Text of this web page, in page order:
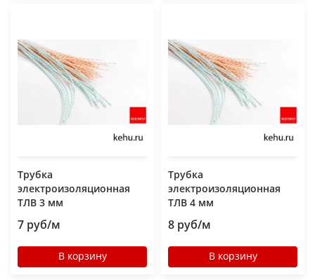
Трубка
электроизоляционная
ТЛВ 3 мм
7 руб/м
В корзину
Трубка
электроизоляционная
ТЛВ 4 мм
8 руб/м
В корзину